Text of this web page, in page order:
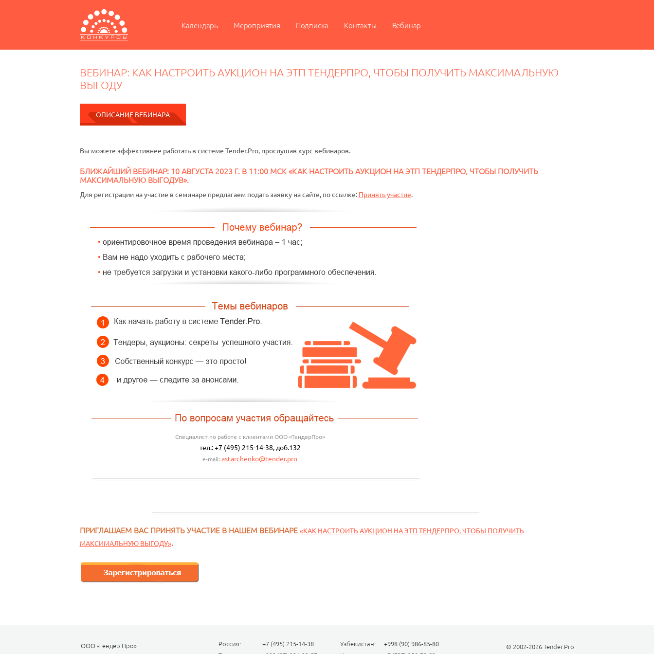
Календарь Мероприятия Подписка Контакты Вебинар
ВЕБИНАР: КАК НАСТРОИТЬ АУКЦИОН НА ЭТП ТЕНДЕРПРО, ЧТОБЫ ПОЛУЧИТЬ МАКСИМАЛЬНУЮ
ВЫГОДУ
ОПИСАНИЕ ВЕБИНАРА
Вы можете эффективнее работать в системе Tender.Pro, прослушав курс вебинаров.
БЛИЖАЙШИЙ ВЕБИНАР: 10 АВГУСТА 2023 Г. В 11:00 МСК «КАК НАСТРОИТЬ АУКЦИОН НА ЭТП ТЕНДЕРПРО, ЧТОБЫ ПОЛУЧИТЬ
МАКСИМАЛЬНУЮ ВЫГОДУВ».
Для регистрации на участие в семинаре предлагаем подать заявку на сайте, по ссылке: Принять участие.
Специалист по работе с клиентами ООО «ТендерПро»
тел.: +7 (495) 215-14-38, доб.132
e-mail: astarchenko@tender.pro
ПРИГЛАШАЕМ ВАС ПРИНЯТЬ УЧАСТИЕ В НАШЕМ ВЕБИНАРЕ «КАК НАСТРОИТЬ АУКЦИОН НА ЭТП ТЕНДЕРПРО, ЧТОБЫ ПОЛУЧИТЬ
МАКСИМАЛЬНУЮ ВЫГОДУ».
ООО «Тендер Про»
Россия: +7 (495) 215-14-38 Узбекистан:
+998 (90) 986-85-80
© 2002-2026 Tender.Pro